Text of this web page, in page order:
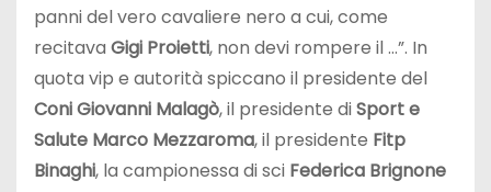
panni del vero cavaliere nero a cui, come
recitava Gigi Proietti, non devi rompere il …”. In
quota vip e autorità spiccano il presidente del
Coni Giovanni Malagò, il presidente diSport e
Salute Marco Mezzaroma, il presidente Fitp
Binaghi, la campionessa di sci Federica Brignone